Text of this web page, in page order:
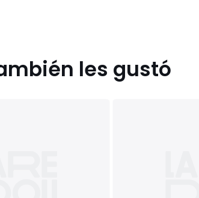
les gustó